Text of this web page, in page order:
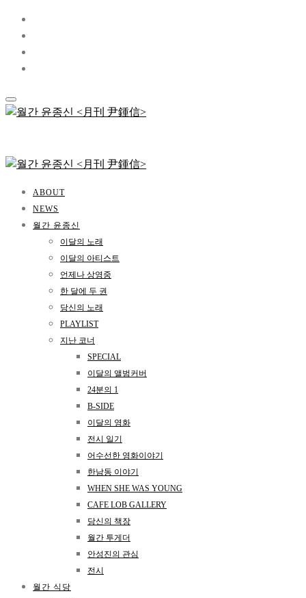
ABOUT
NEWS
월간 윤종신
이달의 노래
이달의 아티스트
언제나 상영중
한 달에 두 권
당신의 노래
PLAYLIST
지난 코너
SPECIAL
이달의 앨범커버
24분의 1
B-SIDE
이달의 영화
전시 일기
어수선한 영화이야기
한남동 이야기
WHEN SHE WAS YOUNG
CAFE LOB GALLERY
당신의 책장
월간 투게더
안성진의 관심
전시
월간 식당